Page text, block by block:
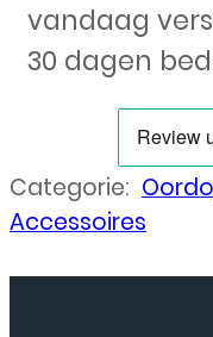
vandaag
30 dagen
Categorie:
Accessoires